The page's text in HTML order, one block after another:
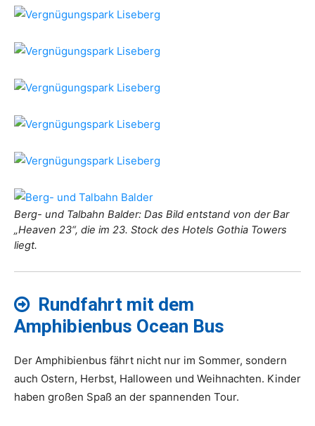
Berg- und Talbahn Balder: Das Bild entstand von der Bar
„Heaven 23“, die im 23. Stock des Hotels Gothia Towers
liegt.
Rundfahrt mit dem
Amphibienbus Ocean Bus
Der Amphibienbus fährt nicht nur im Sommer, sondern
auch Ostern, Herbst, Halloween und Weihnachten. Kinder
haben großen Spaß an der spannenden Tour.